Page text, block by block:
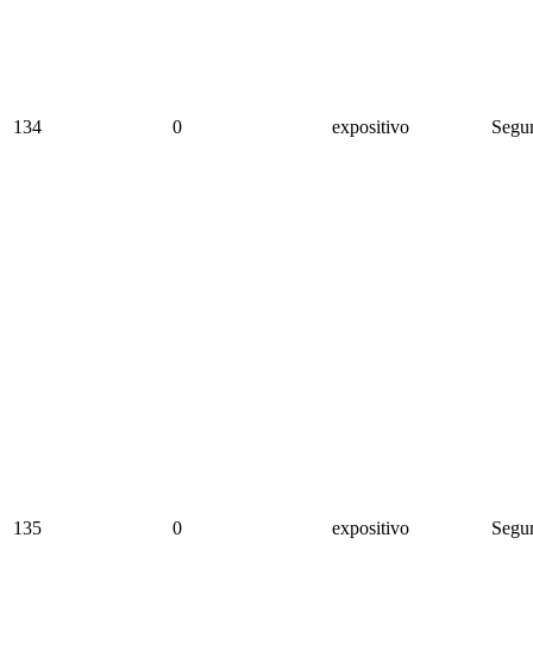
134 0 expositivo
135 0 expositivo